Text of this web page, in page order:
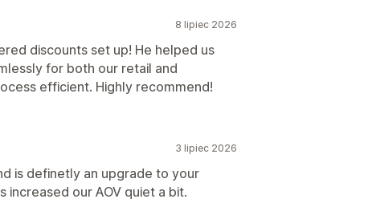
8 lipiec 2026
discounts set up! He helped us
for both our retail and
efficient. Highly recommend!
3 lipiec 2026
is definetly an upgrade to your
increased our AOV quiet a bit.